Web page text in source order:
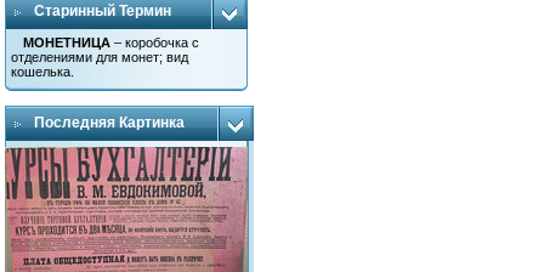
Старинный Термин
МОНЕТНИЦА – коробочка с
отделениями для монет; вид
кошелька.
Последняя Картинка